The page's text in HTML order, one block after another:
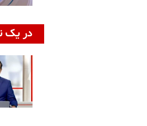
در یک